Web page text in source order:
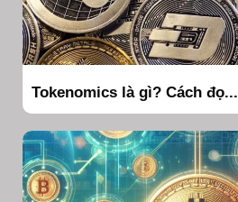
Tokenomics là gì? Cách đọ...